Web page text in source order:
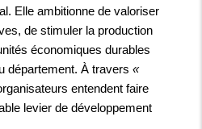
Elle ambitionne de valoriser
de stimuler la production
économiques durables
département. À travers «
entendent faire
levier de développement